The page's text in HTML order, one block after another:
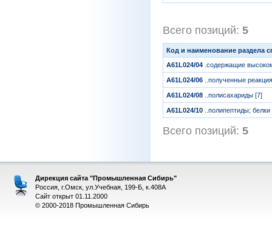
Всего позиций: 5
Код и наименование раздела
A61L024/04 .содержащие
A61L024/06 ..полученные
A61L024/08 ..полисахариды [7]
A61L024/10 ..полипептиды; белки
Всего позиций: 5
Дирекция сайта "Промышленная Сибирь"
Россия, г.Омск, ул.Учебная, 199-Б, к.408А
Сайт открыт 01.11.2000
© 2000-2018 Промышленная Сибирь